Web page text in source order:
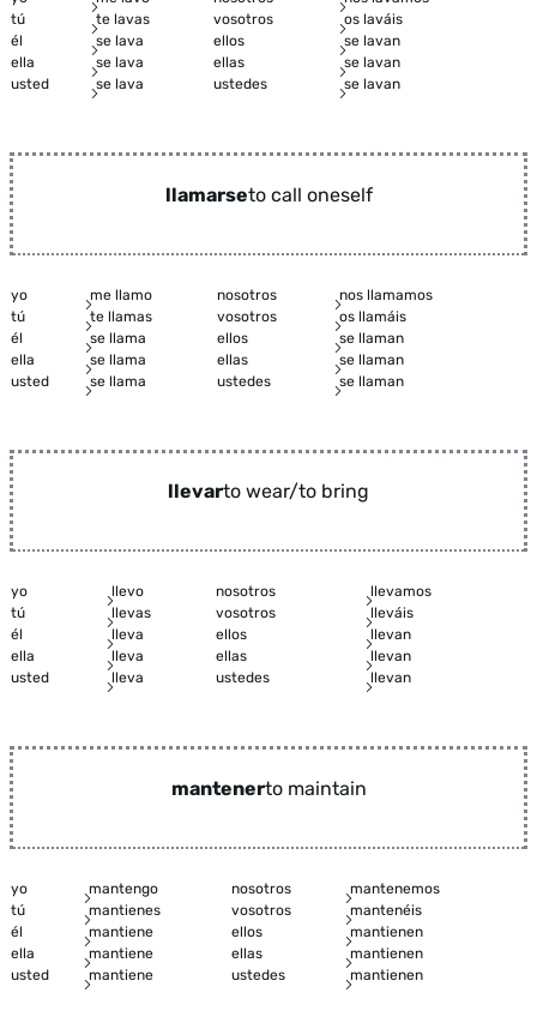
tú
te lavas vosotros
os laváis
él
se lava ellos
se lavan
ella
se lava ellas
se lavan
usted
se lava ustedes se lavan
llamarseto call oneself
yo me llamo nosotros
nos llamamos
tú
te llamas vosotros
os llamáis
él
se llama ellos
se llaman
ella
se llama ellas
se llaman
usted
se llama ustedes se llaman
llevarto wear/to bring
yo llevo nosotros
llevamos
tú
llevas vosotros
lleváis
él
lleva ellos
llevan
ella
lleva ellas
llevan
usted
lleva ustedes llevan
mantenerto maintain
yo mantengo nosotros
mantenemos
tú
mantienes vosotros
mantenéis
él
mantiene ellos
mantienen
ella
mantiene ellas
mantienen
usted
mantiene ustedes mantienen